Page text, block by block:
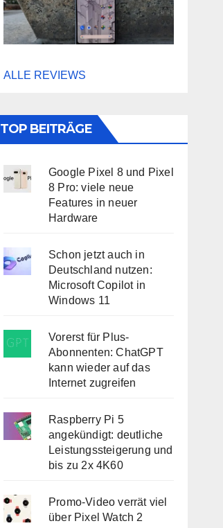
ALLE REVIEWS
TOP BEITRÄGE
Google Pixel 8 und Pixel
8 Pro: viele neue
Features in neuer
Hardware
Schon jetzt auch in
Deutschland nutzen:
Microsoft Copilot in
Windows 11
Vorerst für Plus-
Abonnenten: ChatGPT
kann wieder auf das
Internet zugreifen
Raspberry Pi 5
angekündigt: deutliche
Leistungssteigerung und
bis zu 2x 4K60
Promo-Video verrät viel
über Pixel Watch 2